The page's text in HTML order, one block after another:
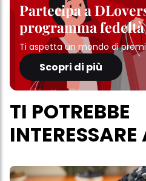
Partecipa a
programma fedeltà
Ti aspetta un mondo di
Scopri di più
TI POTREBBE